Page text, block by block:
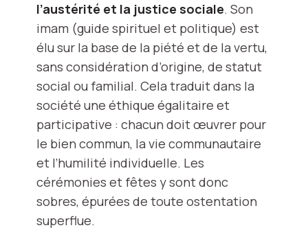
l’austérité et la justice sociale. Son
imam (guide spirituel et politique) est
élu sur la base de la piété et de la vertu,
sans considération d’origine, de statut
social ou familial. Cela traduit dans la
société une éthique égalitaire et
participative : chacun doit œuvrer pour
le bien commun, la vie communautaire
et l’humilité individuelle. Les
cérémonies et fêtes y sont donc
sobres, épurées de toute ostentation
superflue.